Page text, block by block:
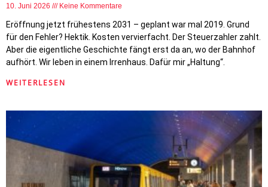
10. Juni 2026 Keine Kommentare
Eröffnung jetzt frühestens 2031 – geplant war mal 2019. Grund
für den Fehler? Hektik. Kosten vervierfacht. Der Steuerzahler zahlt.
Aber die eigentliche Geschichte fängt erst da an, wo der Bahnhof
aufhört. Wir leben in einem Irrenhaus. Dafür mir „Haltung“.
WEITERLESEN